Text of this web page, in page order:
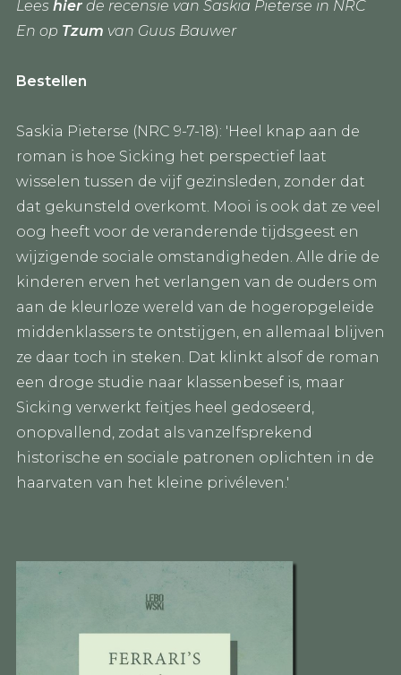
Lees hierde recensie van Saskia Pieterse in NRC
En op Tzum van Guus Bauwer
Bestellen
Saskia Pieterse (NRC 9-7-18): 'Heel knap aan de
roman is hoe Sicking het perspectief laat
wisselen tussen de vijf gezinsleden, zonder dat
dat gekunsteld overkomt. Mooi is ook dat ze veel
oog heeft voor de veranderende tijdsgeest en
wijzigende sociale omstandigheden. Alle drie de
kinderen erven het verlangen van de ouders om
aan de kleurloze wereld van de hogeropgeleide
middenklassers te ontstijgen, en allemaal blijven
ze daar toch in steken. Dat klinkt alsof de roman
een droge studie naar klassenbesef is, maar
Sicking verwerkt feitjes heel gedoseerd,
onopvallend, zodat als vanzelfsprekend
historische en sociale patronen oplichten in de
haarvaten van het kleine privéleven.'